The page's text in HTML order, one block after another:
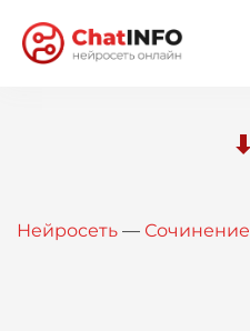
Вход
Нейросеть — Сочинение